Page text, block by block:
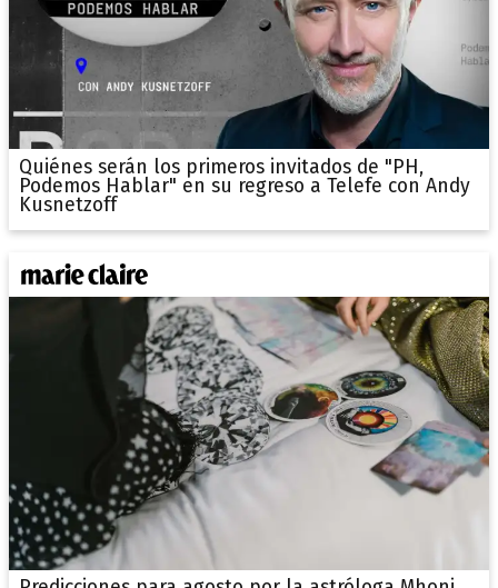
Quiénes serán los primeros invitados de "PH,
Podemos Hablar" en su regreso a Telefe con Andy
Kusnetzoff